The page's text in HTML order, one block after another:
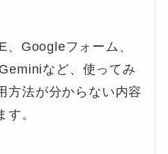
Googleフォーム、
など、使ってみ
方法が分からない内容
す。